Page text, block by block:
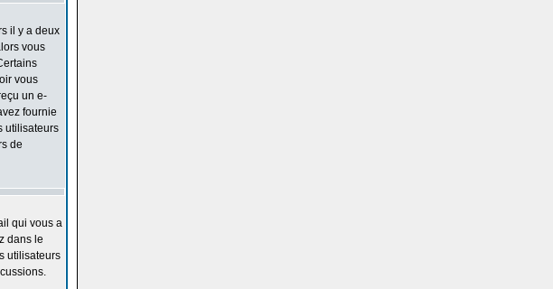
il y a deux
vous
vous
un e-
fournie
utilisateurs
de
qui vous a
dans le
utilisateurs